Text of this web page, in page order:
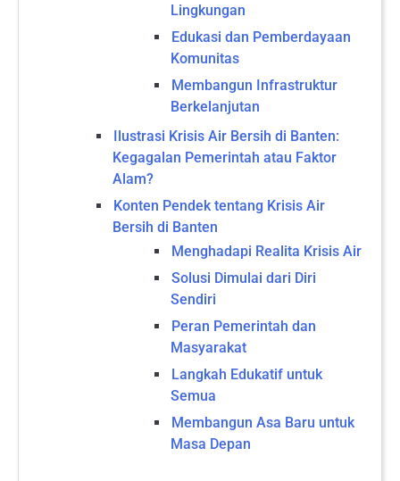
Lingkungan
Edukasi dan Pemberdayaan
Komunitas
Membangun Infrastruktur
Berkelanjutan
Ilustrasi Krisis Air Bersih di Banten:
Kegagalan Pemerintah atau Faktor
Alam?
Konten Pendek tentang Krisis Air
Bersih di Banten
Menghadapi Realita Krisis Air
Solusi Dimulai dari Diri
Sendiri
Peran Pemerintah dan
Masyarakat
Langkah Edukatif untuk
Semua
Membangun Asa Baru untuk
Masa Depan